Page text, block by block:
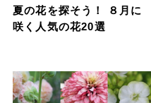
夏の花を探そう！ ８月に
咲く人気の花20選